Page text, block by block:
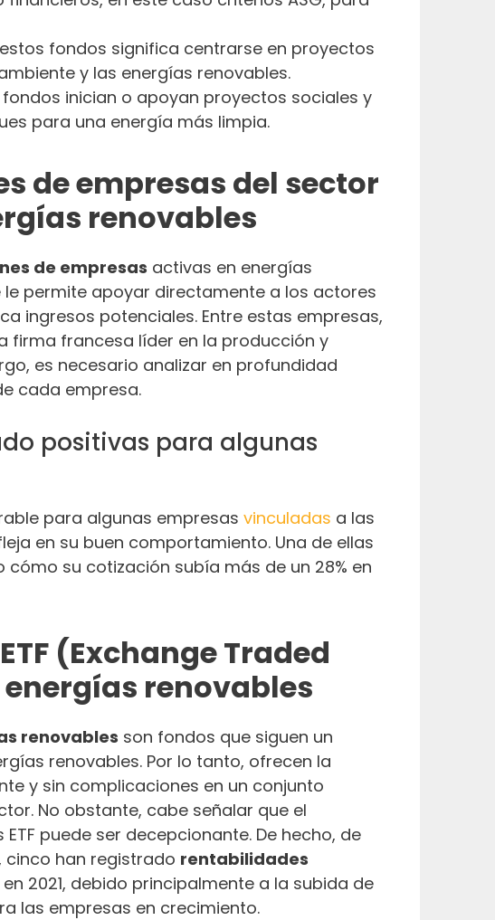
fondos significa centrarse en proyectos
y las energías renovables.
fondos inician o apoyan proyectos sociales y
para una energía más limpia.
de empresas del sector
renovables
de empresas activas en energías
permite apoyar directamente a los actores
ingresos potenciales. Entre estas empresas,
firma francesa líder en la producción y
es necesario analizar en profundidad
cada empresa.
positivas para algunas
para algunas empresas vinculadas a las
en su buen comportamiento. Una de ellas
cómo su cotización subía más de un 28% en
(Exchange Traded
renovables
renovables son fondos que siguen un
renovables. Por lo tanto, ofrecen la
y sin complicaciones en un conjunto
No obstante, cabe señalar que el
puede ser decepcionante. De hecho, de
cinco han registrado rentabilidades
2021, debido principalmente a la subida de
las empresas en crecimiento.